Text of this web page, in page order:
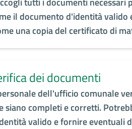
il documento d'identità
una copia del certificato di
dei documenti
dell'ufficio comunale
siano completi e corretti.
valido e fornire eventuali